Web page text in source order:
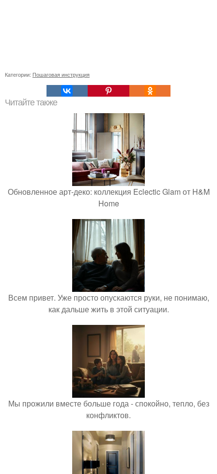
Категории: Пошаговая инструкция
Читайте также
Обновленное арт-деко: коллекция Eclectic Glam от H&M
Home
Всем привет. Уже просто опускаются руки, не понимаю,
как дальше жить в этой ситуации.
Мы прожили вместе больше года - спокойно, тепло, без
конфликтов.